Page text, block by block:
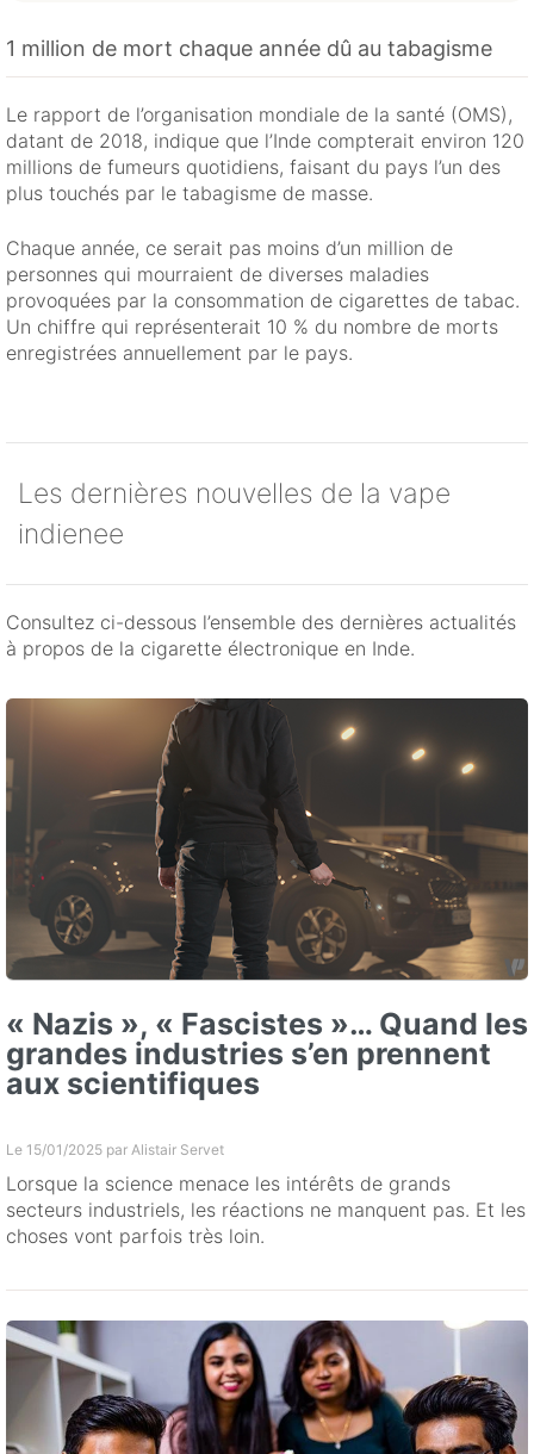
1 million de mort chaque année dû au tabagisme
Le rapport de l’organisation mondiale de la santé (OMS),
datant de 2018, indique que l’Inde compterait environ 120
millions de fumeurs quotidiens, faisant du pays l’un des
plus touchés par le tabagisme de masse.
Chaque année, ce serait pas moins d’un million de
personnes qui mourraient de diverses maladies
provoquées par la consommation de cigarettes de tabac.
Un chiffre qui représenterait 10 % du nombre de morts
enregistrées annuellement par le pays.
Les dernières nouvelles de la vape
indienee
Consultez ci-dessous l’ensemble des dernières actualités
à propos de la cigarette électronique en Inde.
« Nazis », « Fascistes »… Quand les
grandes industries s’en prennent
aux scientifiques
Le 15/01/2025 par Alistair Servet
Lorsque la science menace les intérêts de grands
secteurs industriels, les réactions ne manquent pas. Et les
choses vont parfois très loin.